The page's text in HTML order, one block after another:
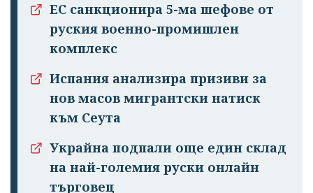
Успешно
излязохте от
профила си!
ЕС санкционира 5-ма шефове от
руския военно-промишлен
комплекс
Испания анализира призиви за
нов масов мигрантски натиск
към Сеута
Украйна подпали още един склад
на най-големия руски онлайн
търговец